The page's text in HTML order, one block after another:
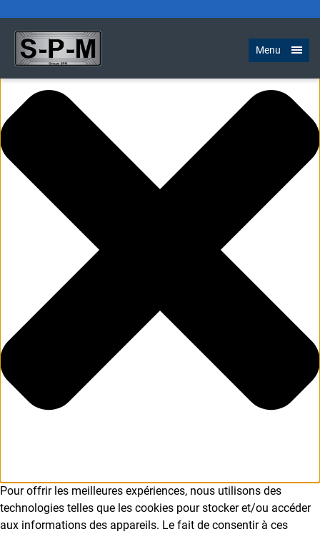
Pour offrir les meilleures expériences, nous utilisons des
technologies telles que les cookies pour stocker et/ou accéder
aux informations des appareils. Le fait de consentir à ces
Menu